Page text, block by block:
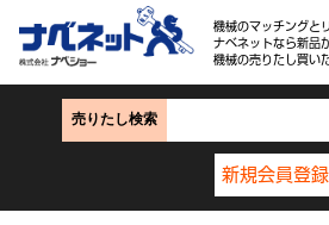
機械のマッチングと
ナベネットなら新品
機械の売りたし買い
売りたし検索
新規会員登録